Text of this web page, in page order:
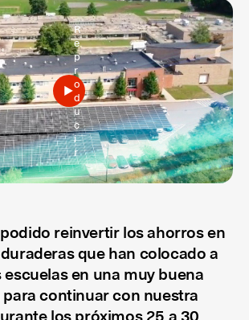
R
e
p
r
o
d
u
c
i
r
reinvertir los ahorros en
que han colocado a
escuelas en una muy buena
continuar con nuestra
los próximos 25 a 30